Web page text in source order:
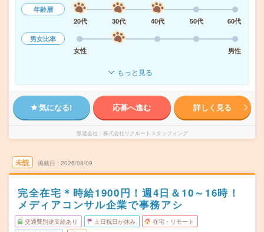
年齢層
20代
30代 40代 50代
60代
男女比率
女性
男性
もっと見る
気になる! 応募へ進む 詳しく見る
派遣会社 株式会社リクルートスタッフィング
未読 掲載日 2026/08/09
完全在宅＊時給1900円！週4日＆10～16時！
メディアコンサル企業で事務アシ
交通費別途支給あり 土日祝日が休み 在宅・リモート